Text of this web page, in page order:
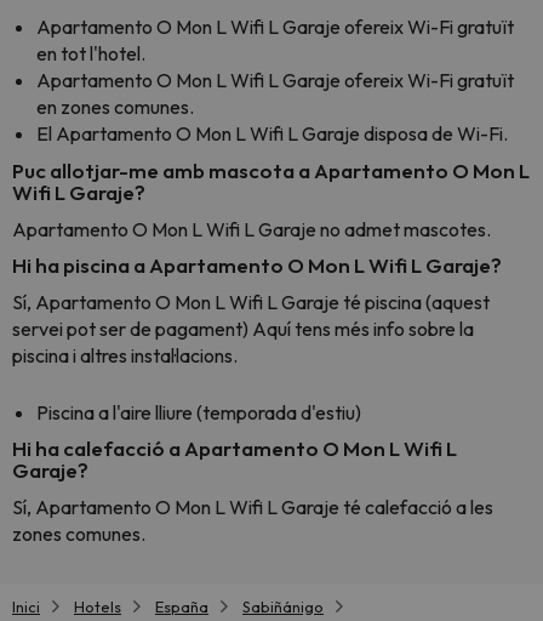
Apartamento O Mon L Wifi L Garaje ofereix Wi-Fi gratuït
en tot l'hotel.
Apartamento O Mon L Wifi L Garaje ofereix Wi-Fi gratuït
en zones comunes.
El Apartamento O Mon L Wifi L Garaje disposa de Wi-Fi.
Puc allotjar-me amb mascota a Apartamento O Mon L
Wifi L Garaje?
Apartamento O Mon L Wifi L Garaje no admet mascotes.
Hi ha piscina a Apartamento O Mon L Wifi L Garaje?
Sí, Apartamento O Mon L Wifi L Garaje té piscina (aquest
servei pot ser de pagament) Aquí tens més info sobre la
piscina i altres instal·lacions.
Piscina a l'aire lliure (temporada d'estiu)
Hi ha calefacció a Apartamento O Mon L Wifi L
Garaje?
Sí, Apartamento O Mon L Wifi L Garaje té calefacció a les
zones comunes.
Inici Hotels España
Sabiñánigo